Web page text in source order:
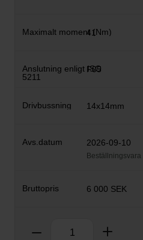
41
F05
14x14mm
2026-09-10
Beställningsvara
6 000 SEK
Ta bort